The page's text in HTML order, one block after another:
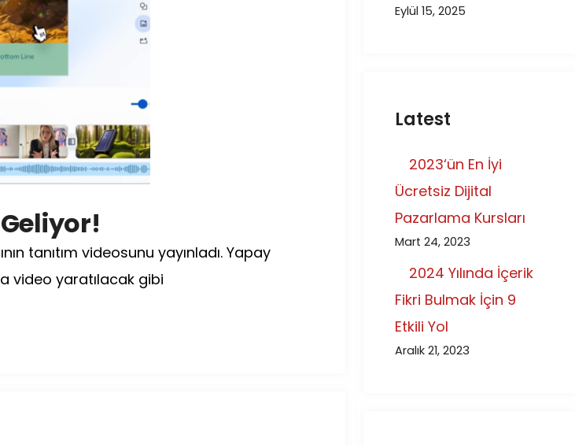
tanıtım videosunu yayınladı. Yapay
video yaratılacak gibi
Eylül 15, 2025
Latest
2023‘ün En İyi
Ücretsiz Dijital
Pazarlama Kursları
Mart 24, 2023
2024 Yılında İçerik
Fikri Bulmak İçin 9
Etkili Yol
Aralık 21, 2023